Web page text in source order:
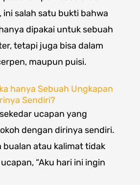
ini salah satu bukti bahwa
dipakai untuk sebuah
tetapi juga bisa dalam
maupun puisi.
hanya Sebuah Ungkapan
Sendiri?
ucapan yang
dengan dirinya sendiri.
bualan atau kalimat tidak
“Aku hari ini ingin